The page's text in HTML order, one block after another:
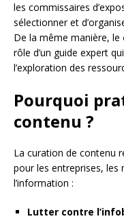
les commissaires
sélectionner et
De la même manière, le
rôle d’un guide expert
l’exploration des
Pourquoi
contenu ?
La curation de contenu
pour les entreprises, les
l’information :
Lutter contre